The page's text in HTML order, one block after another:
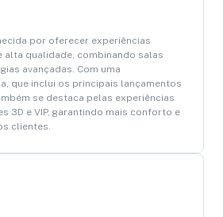
por oferecer experiências
alta qualidade, combinando salas
avançadas. Com uma
que inclui os principais lançamentos
se destaca pelas experiências
3D e VIP, garantindo mais conforto e
clientes.